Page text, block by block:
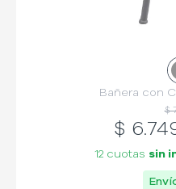
Bañera con
$
$
12 cuotas sin